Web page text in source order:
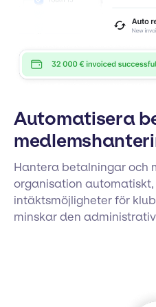
Automatisera
Hantera betalningar och
organisation
intäktsmöjligheter för
minskar den